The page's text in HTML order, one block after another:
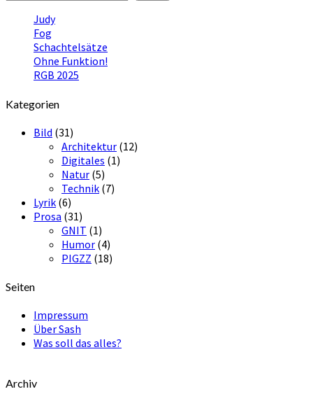
Judy
Fog
Schachtelsätze
Ohne Funktion!
RGB 2025
Kategorien
Bild (31)
Architektur (12)
Digitales (1)
Natur (5)
Technik (7)
Lyrik (6)
Prosa (31)
GNIT (1)
Humor (4)
PIGZZ (18)
Seiten
Impressum
Über Sash
Was soll das alles?
Archiv